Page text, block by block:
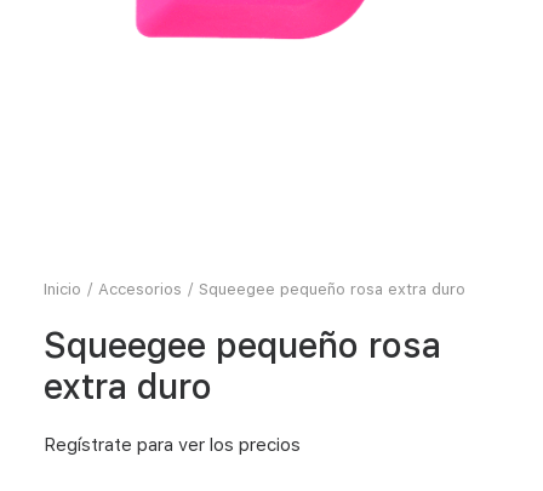
MI CUENTA
Inicio Accesorios Squeegee pequeño rosa extra duro
Squeegee pequeño rosa
extra duro
Regístrate para ver los precios